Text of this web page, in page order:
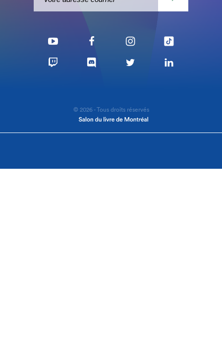
© 2026 - Tous droits réservés